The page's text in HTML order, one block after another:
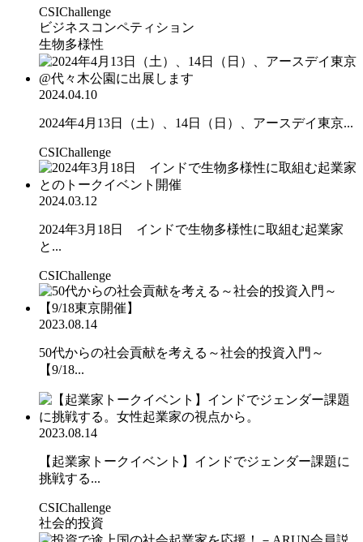
CSIChallenge
ビジネスコンペティション
生物多様性
2024.04.10
2024年4月13日（土）、14日（日）、アースデイ東京...
CSIChallenge
2024.03.12
2024年3月18日 インドで生物多様性に取組む起業家
と...
CSIChallenge
2023.08.14
50代からの社会貢献を考える～社会的投資入門～
【9/18...
2023.08.14
【起業家トークイベント】インドでジェンダー課題に
挑戦する...
CSIChallenge
社会的投資